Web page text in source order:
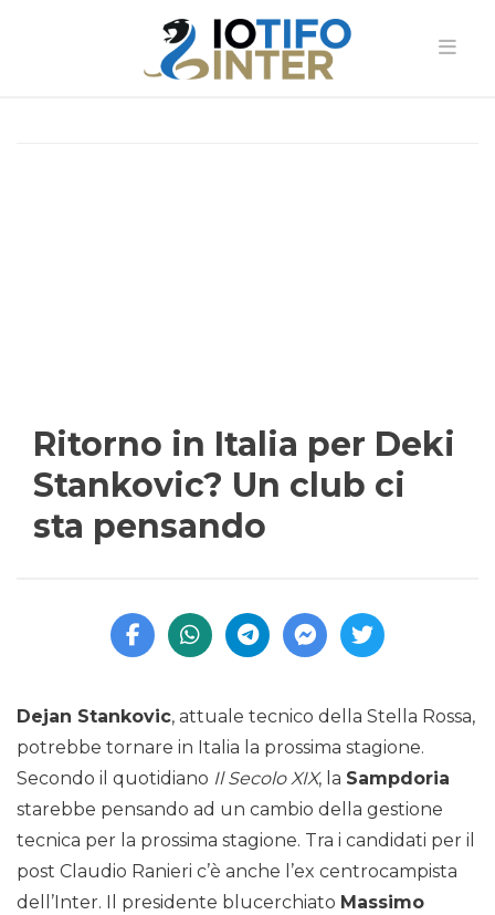
Ritorno in Italia per Deki
Stankovic? Un club ci
sta pensando
Dejan Stankovic, attuale tecnico della Stella Rossa,
potrebbe tornare in Italia la prossima stagione.
Secondo il quotidiano Il Secolo XIX, la Sampdoria
starebbe pensando ad un cambio della gestione
tecnica per la prossima stagione. Tra i candidati per il
post Claudio Ranieri c’è anche l’ex centrocampista
dell’Inter. Il presidente blucerchiato Massimo